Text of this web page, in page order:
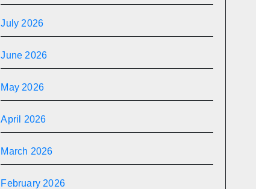
July 2026
June 2026
May 2026
April 2026
March 2026
February 2026